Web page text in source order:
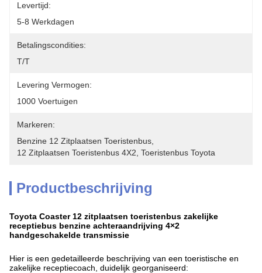
Levertijd:
5-8 Werkdagen
Betalingscondities:
T/T
Levering Vermogen:
1000 Voertuigen
Markeren:
Benzine 12 Zitplaatsen Toeristenbus
12 Zitplaatsen Toeristenbus 4X2 Toeristenbus Toyota
Productbeschrijving
Toyota Coaster 12 zitplaatsen toeristenbus zakelijke
receptiebus benzine achteraandrijving 4×2
handgeschakelde transmissie
Hier is een gedetailleerde beschrijving van een toeristische en
zakelijke receptiecoach, duidelijk georganiseerd: